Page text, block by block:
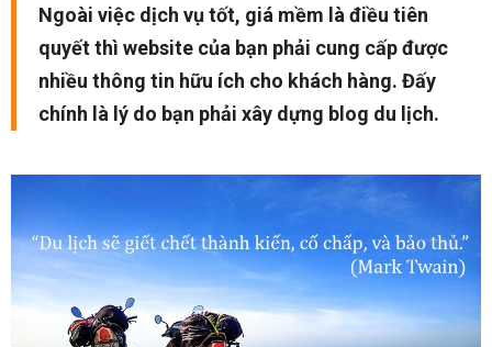
Ngoài việc dịch vụ tốt, giá mềm là điều tiên
quyết thì website của bạn phải cung cấp được
nhiều thông tin hữu ích cho khách hàng. Đấy
chính là lý do bạn phải xây dựng blog du lịch.